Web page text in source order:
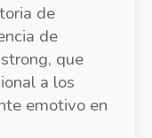
de
de
que
a los
emotivo en